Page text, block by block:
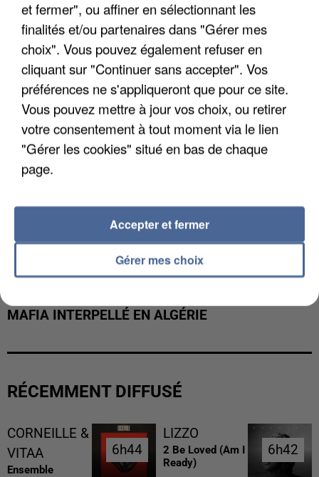
APRÈS TOUTES CES CANICULES, LES REFUGES
DE FAUNE SAUVAGE SONT...
MAFIA INTERPELLÉ EN ALGÉRIE
RÉCEMMENT DIFFUSÉ
CORNEILLE &
VITAA
Ensemble
6h44
6h44
LIZZO
2 Be Loved (am I
Ready)
6h42
6h42
et fermer", ou affiner en sélectionnant les
finalités et/ou partenaires dans "Gérer mes
choix". Vous pouvez également refuser en
cliquant sur "Continuer sans accepter". Vos
préférences ne s'appliqueront que pour ce site.
Vous pouvez mettre à jour vos choix, ou retirer
votre consentement à tout moment via le lien
"Gérer les cookies" situé en bas de chaque
page.
Gérer mes choix
Accepter et fermer